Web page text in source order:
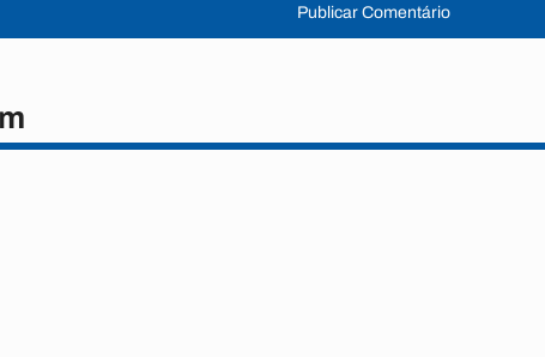
Publicar Comentário